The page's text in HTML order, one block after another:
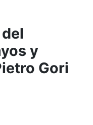
y
Gori